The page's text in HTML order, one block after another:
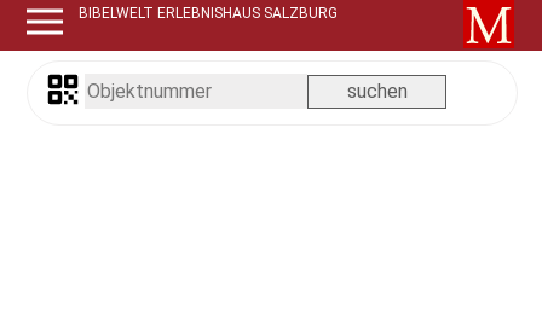
BIBELWELT ERLEBNISHAUS SALZBURG